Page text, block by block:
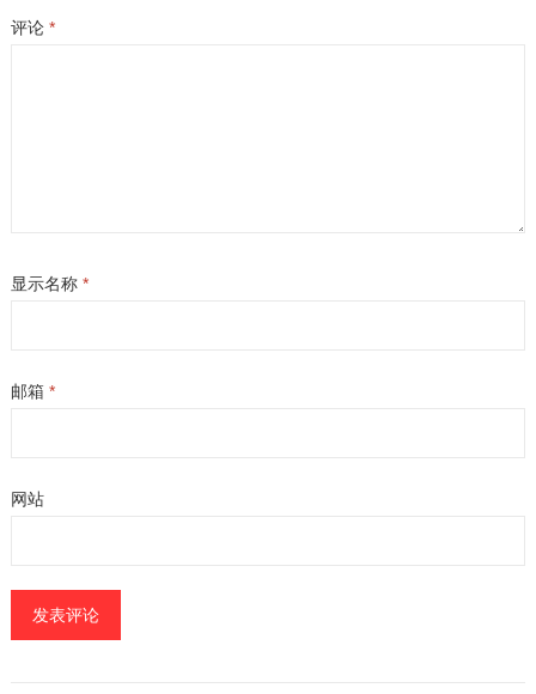
评论 *
显示名称 *
邮箱 *
网站